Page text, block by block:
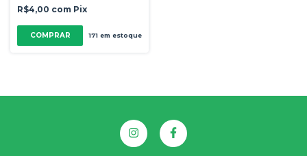
R$4,00 com Pix
COMPRAR 171em estoque